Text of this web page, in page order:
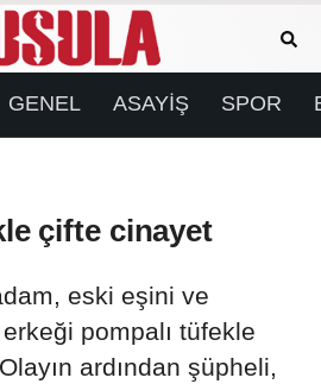
GENEL ASAYİŞ SPOR
çifte cinayet
eski eşini ve
pompalı tüfekle
ardından şüpheli,